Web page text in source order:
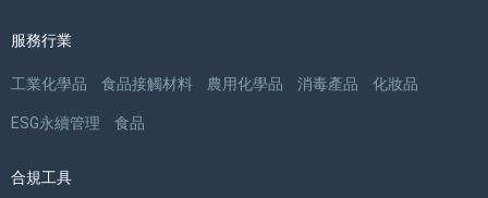
服務行業
工業化學品 食品接觸材料 農用化學品 消毒產品 化妝品
ESG永續管理 食品
合規工具